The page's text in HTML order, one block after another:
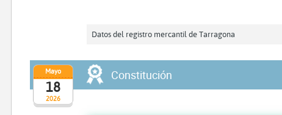
Datos del registro mercantil de Tarragona
2026
Mayo
18
Constitución